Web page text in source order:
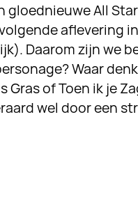
gloednieuwe All
aflevering
Daarom zijn we
Waar
Gras of Toen ik je
wel door een